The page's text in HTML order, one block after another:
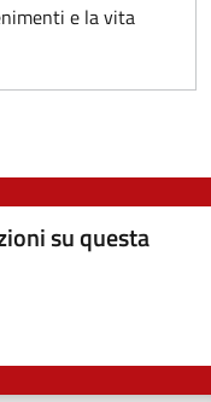
e la vita
su questa